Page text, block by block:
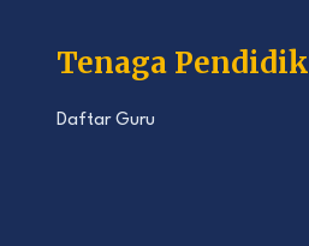
Tenaga Pendidik
Daftar Guru